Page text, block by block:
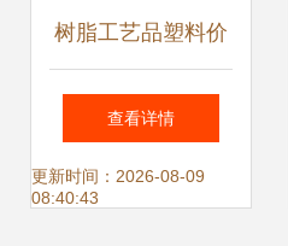
树脂工艺品塑料价
格与批发趋势 厂家
直供的优势
查看详情
更新时间：2026-08-09
08:40:43